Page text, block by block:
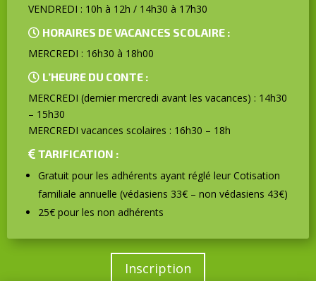
VENDREDI : 10h à 12h / 14h30 à 17h30
HORAIRES DE VACANCES SCOLAIRE :
MERCREDI : 16h30 à 18h00
L’HEURE DU CONTE :
MERCREDI (dernier mercredi avant les vacances) : 14h30
– 15h30
MERCREDI vacances scolaires : 16h30 – 18h
TARIFICATION :
Gratuit pour les adhérents ayant réglé leur Cotisation
familiale annuelle (védasiens 33€ – non védasiens 43€)
25€ pour les non adhérents
Inscription